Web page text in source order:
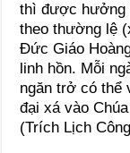
thì được hưởng
theo thường lệ
Đức Giáo
linh hồn. Mỗi
ngăn trở có thể
đại xá vào
(Trích Lịch